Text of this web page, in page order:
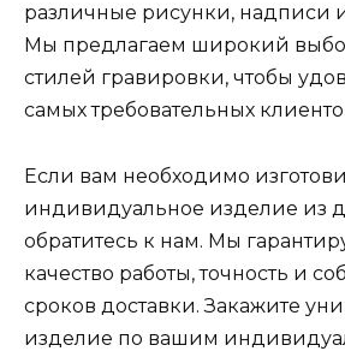
различные рисунки, надписи
Мы предлагаем широкий
стилей гравировки, чтобы
самых требовательных
Если вам необходимо
индивидуальное изделие из
обратитесь к нам. Мы
качество работы, точность и
сроков доставки. Закажите
изделие по вашим